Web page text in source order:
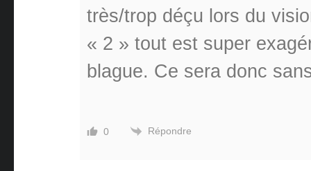
très/trop déçu lors du
« 2 » tout est super
blague. Ce sera donc
0 Répondre